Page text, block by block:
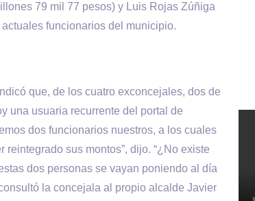
79 mil 77 pesos) y Luis Rojas Zúñiga
funcionarios del municipio.
que, de los cuatro exconcejales, dos de
una usuaria recurrente del portal de
dos funcionarios nuestros, a los cuales
sus montos”, dijo. “¿No existe
dos personas se vayan poniendo al día
la concejala al propio alcalde Javier